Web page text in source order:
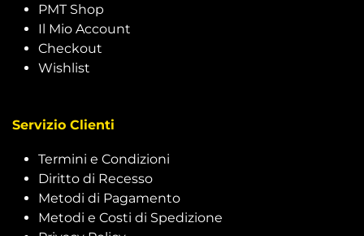
PMT Shop
Il Mio Account
Checkout
Wishlist
Servizio Clienti
Termini e Condizioni
Diritto di Recesso
Metodi di Pagamento
Metodi e Costi di Spedizione